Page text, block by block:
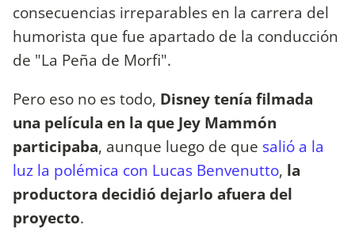
consecuencias irreparables en la carrera del
humorista que fue apartado de la conducción
de "La Peña de Morfi".
Pero eso no es todo, Disney tenía filmada
una película en la que Jey Mammón
participaba, aunque luego de que salió a la
luz la polémica con Lucas Benvenutto, la
productora decidió dejarlo afuera del
proyecto.